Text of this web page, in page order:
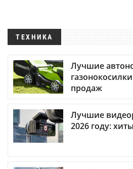
ТЕХНИКА
Лучшие
продаж
Лучшие
2026 году: